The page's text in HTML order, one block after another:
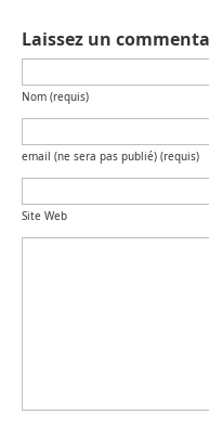
Laissez un
Nom (requis)
email (ne sera pas publié) (requis)
Site Web